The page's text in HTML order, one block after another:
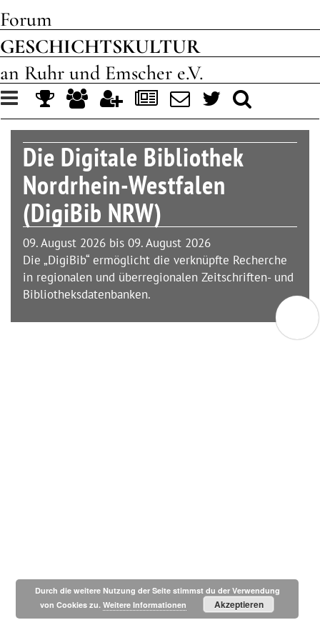
Forum
GESCHICHTSKULTUR
an Ruhr und Emscher e.V.
Toggle
navigation
Die Digitale Bibliothek
Nordrhein-Westfalen
(DigiBib NRW)
09. August 2026 bis 09. August 2026
Die „DigiBib“ ermöglicht die verknüpfte Recherche
in regionalen und überregionalen Zeitschriften- und
Bibliotheksdatenbanken.
Durch die weitere Nutzung der Seite stimmst du der Verwendung
von Cookies zu.Weitere Informationen Akzeptieren